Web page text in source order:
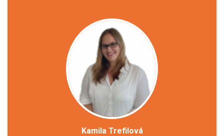
Kamila Trefilová